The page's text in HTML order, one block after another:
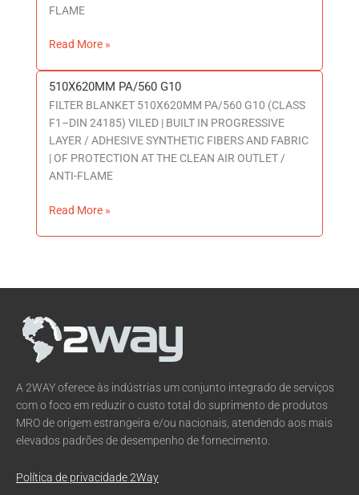
FLAME
Read More »
510X620MM PA/560 G10
FILTER BLANKET 510X620MM PA/560 G10 (CLASS
F1–DIN 24185) VILED | BUILT IN PROGRESSIVE
LAYER / ADHESIVE SYNTHETIC FIBERS AND FABRIC
| OF PROTECTION AT THE CLEAN AIR OUTLET /
ANTI-FLAME
510X620MM
PA/560
G10
Read More »
A 2WAY oferece às indústrias um conjunto integrado de serviços
com o foco em reduzir o custo total do suprimento de produtos
MRO de origem estrangeira e/ou nacionais, atendendo aos mais
elevados padrões de desempenho de fornecimento.
Política de privacidade 2Way